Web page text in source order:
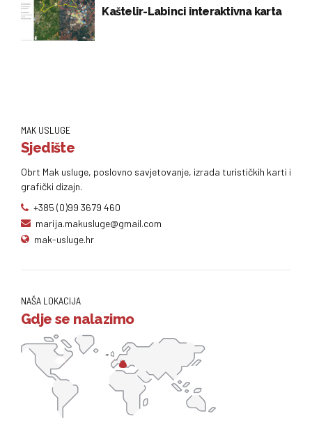
Kaštelir-Labinci interaktivna karta
MAK USLUGE
Sjedište
Obrt Mak usluge, poslovno savjetovanje, izrada turističkih karti i
grafički dizajn.
+385 (0)99 3679 460
marija.makusluge@gmail.com
mak-usluge.hr
NAŠA LOKACIJA
Gdje se nalazimo